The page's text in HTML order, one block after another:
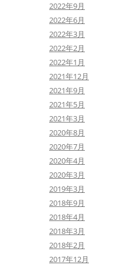
2022年9月
2022年6月
2022年3月
2022年2月
2022年1月
2021年12月
2021年9月
2021年5月
2021年3月
2020年8月
2020年7月
2020年4月
2020年3月
2019年3月
2018年9月
2018年4月
2018年3月
2018年2月
2017年12月